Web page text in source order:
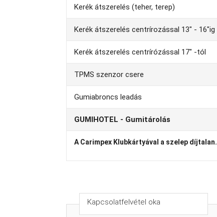
Kerék átszerelés (teher, terep)
Kerék átszerelés centrírozással 13" - 16"ig
Kerék átszerelés centrírózással 17" -tól
TPMS szenzor csere
Gumiabroncs leadás
GUMIHOTEL - Gumitárolás
A Carimpex Klubkártyával a szelep díjtalan.
Kapcsolatfelvétel oka